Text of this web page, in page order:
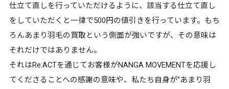
仕立て直しを行っていただけるように、該当する仕立て直し
をしていただくと一律で500円の値引きを行っています。もち
ろんあまり羽毛の買取という側面が強いですが、その意味は
それだけではありません。
それはRe:ACTを通じてお客様がNANGA MOVEMENTを応援し
てくださることへの感謝の意味や、私たち自身が”あまり羽